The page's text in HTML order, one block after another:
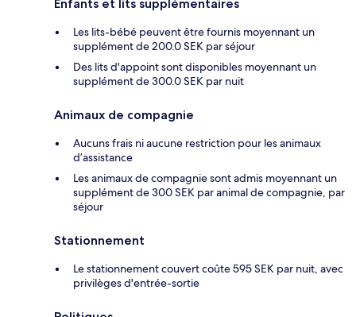
Enfants et lits supplémentaires
Les lits-bébé peuvent être fournis moyennant un
supplément de 200.0 SEK par séjour
Des lits d'appoint sont disponibles moyennant un
supplément de 300.0 SEK par nuit
Animaux de compagnie
Aucuns frais ni aucune restriction pour les animaux
d’assistance
Les animaux de compagnie sont admis moyennant un
supplément de 300 SEK par animal de compagnie, par
séjour
Stationnement
Le stationnement couvert coûte 595 SEK par nuit, avec
privilèges d'entrée-sortie